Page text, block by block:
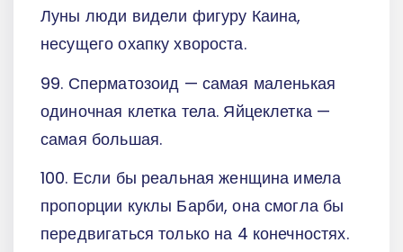
Луны люди видели фигуру Каина,
несущего охапку хвороста.
99. Сперматозоид — самая маленькая
одиночная клетка тела. Яйцеклетка —
самая большая.
100. Если бы реальная женщина имела
пропорции куклы Барби, она смогла бы
передвигаться только на 4 конечностях.